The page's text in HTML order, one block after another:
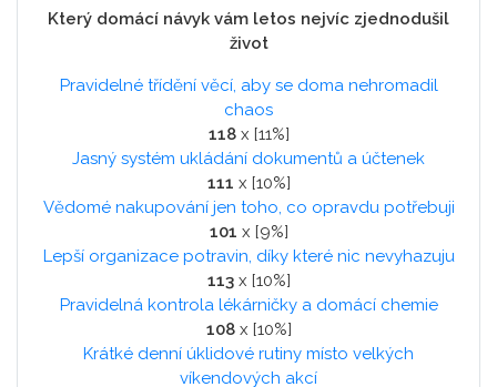
Který domácí návyk vám letos nejvíc zjednodušil
život
Pravidelné třídění věcí, aby se doma nehromadil
chaos
118x [11%]
Jasný systém ukládání dokumentů a účtenek
111 x [10%]
Vědomé nakupování jen toho, co opravdu potřebuji
101 x [9%]
Lepší organizace potravin, díky které nic nevyhazuju
113x [10%]
Pravidelná kontrola lékárničky a domácí chemie
108x [10%]
Krátké denní úklidové rutiny místo velkých
víkendových akcí